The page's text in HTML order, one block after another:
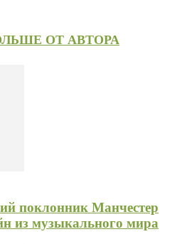
ОТ АВТОРА
поклонник Манчестер
из музыкального мира